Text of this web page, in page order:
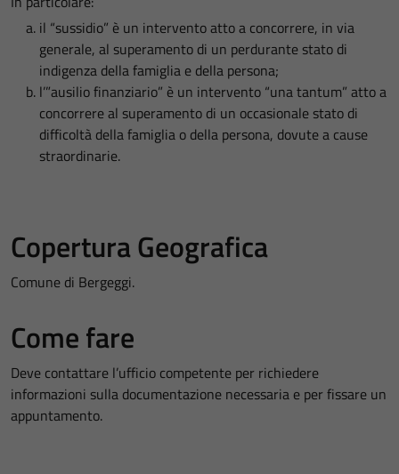
il “sussidio” è un intervento atto a concorrere, in via
generale, al superamento di un perdurante stato di
indigenza della famiglia e della persona;
l’”ausilio finanziario” è un intervento “una tantum” atto a
concorrere al superamento di un occasionale stato di
difficoltà della famiglia o della persona, dovute a cause
straordinarie.
Copertura Geografica
Comune di Bergeggi.
Come fare
Deve contattare l’ufficio competente per richiedere
informazioni sulla documentazione necessaria e per fissare un
appuntamento.